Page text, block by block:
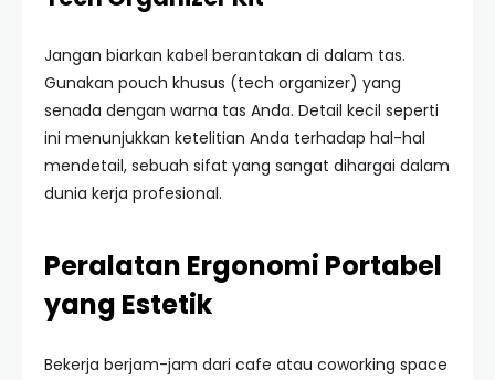
Jangan biarkan kabel berantakan di dalam tas.
Gunakan pouch khusus (tech organizer) yang
senada dengan warna tas Anda. Detail kecil seperti
ini menunjukkan ketelitian Anda terhadap hal-hal
mendetail, sebuah sifat yang sangat dihargai dalam
dunia kerja profesional.
Peralatan Ergonomi Portabel
yang Estetik
Bekerja berjam-jam dari cafe atau coworking space